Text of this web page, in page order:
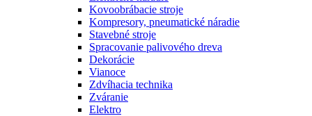
Kovoobrábacie stroje
Kompresory, pneumatické náradie
Stavebné stroje
Spracovanie palivového dreva
Dekorácie
Vianoce
Zdvíhacia technika
Zváranie
Elektro